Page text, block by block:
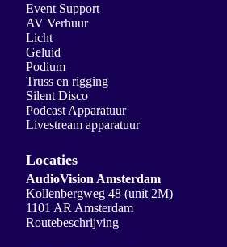
Event Support
AV Verhuur
Licht
Geluid
Podium
Truss en rigging
Silent Disco
Podcast Apparatuur
Livestream apparatuur
Locaties
AudioVision Amsterdam
Kollenbergweg 48 (unit 2M)
1101 AR Amsterdam
Routebeschrijving